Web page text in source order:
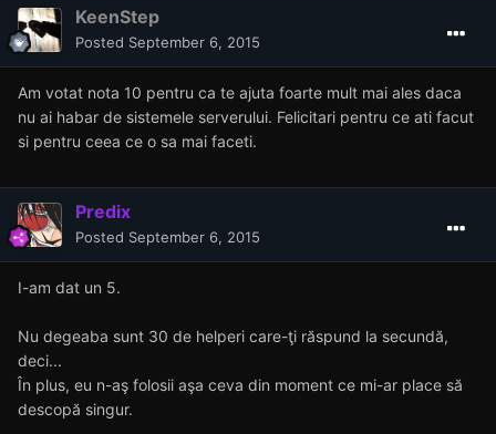
KeenStep
Posted September 6, 2015
Am votat nota 10 pentru ca te ajuta foarte mult mai ales daca
nu ai habar de sistemele serverului. Felicitari pentru ce ati facut
si pentru ceea ce o sa mai faceti.
Predix
Posted September 6, 2015
I-am dat un 5.
Nu degeaba sunt 30 de helperi care-ţi răspund la secundă,
deci...
În plus, eu n-aş folosii aşa ceva din moment ce mi-ar place să
descopă singur.